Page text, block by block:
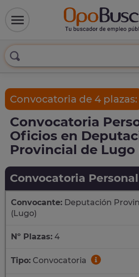
Convocatoria de 4 plazas:
Convocatoria
Oficios en
Provincial de Lugo
Convocatoria
Convocante: Deputación
(Lugo)
Nº Plazas: 4
Tipo: Convocatoria